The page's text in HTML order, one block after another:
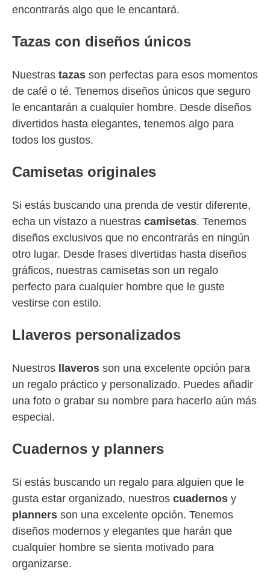
encontrarás algo que le encantará.
Tazas con diseños únicos
Nuestras tazas son perfectas para esos momentos
de café o té. Tenemos diseños únicos que seguro
le encantarán a cualquier hombre. Desde diseños
divertidos hasta elegantes, tenemos algo para
todos los gustos.
Camisetas originales
Si estás buscando una prenda de vestir diferente,
echa un vistazo a nuestras camisetas. Tenemos
diseños exclusivos que no encontrarás en ningún
otro lugar. Desde frases divertidas hasta diseños
gráficos, nuestras camisetas son un regalo
perfecto para cualquier hombre que le guste
vestirse con estilo.
Llaveros personalizados
Nuestros llaveros son una excelente opción para
un regalo práctico y personalizado. Puedes añadir
una foto o grabar su nombre para hacerlo aún más
especial.
Cuadernos y planners
Si estás buscando un regalo para alguien que le
gusta estar organizado, nuestros cuadernos y
planners son una excelente opción. Tenemos
diseños modernos y elegantes que harán que
cualquier hombre se sienta motivado para
organizarse.